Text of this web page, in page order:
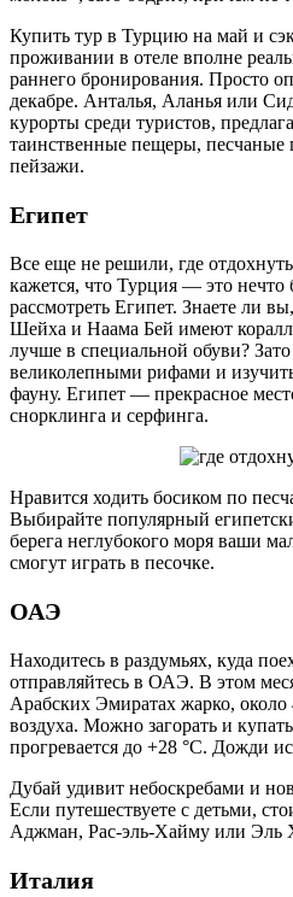
Купить тур в Турцию на май и
проживании в отеле вполне
раннего бронирования. Просто
декабре. Анталья, Аланья или
курорты среди туристов,
таинственные пещеры,
пейзажи.
Египет
Все еще не решили, где
кажется, что Турция — это нечто
рассмотреть Египет. Знаете ли
Шейха и Наама Бей имеют
лучше в специальной обуви?
великолепными рифами и
фауну. Египет — прекрасное
снорклинга и серфинга.
Нравится ходить босиком по
Выбирайте популярный
берега неглубокого моря ваши
смогут играть в песочке.
ОАЭ
Находитесь в раздумьях, куда
отправляйтесь в ОАЭ. В этом
Арабских Эмиратах жарко, около
воздуха. Можно загорать и
прогревается до +28 °C. Дожди
Дубай удивит небоскребами и
Если путешествуете с детьми,
Аджман, Рас-эль-Хайму или Эль
Италия